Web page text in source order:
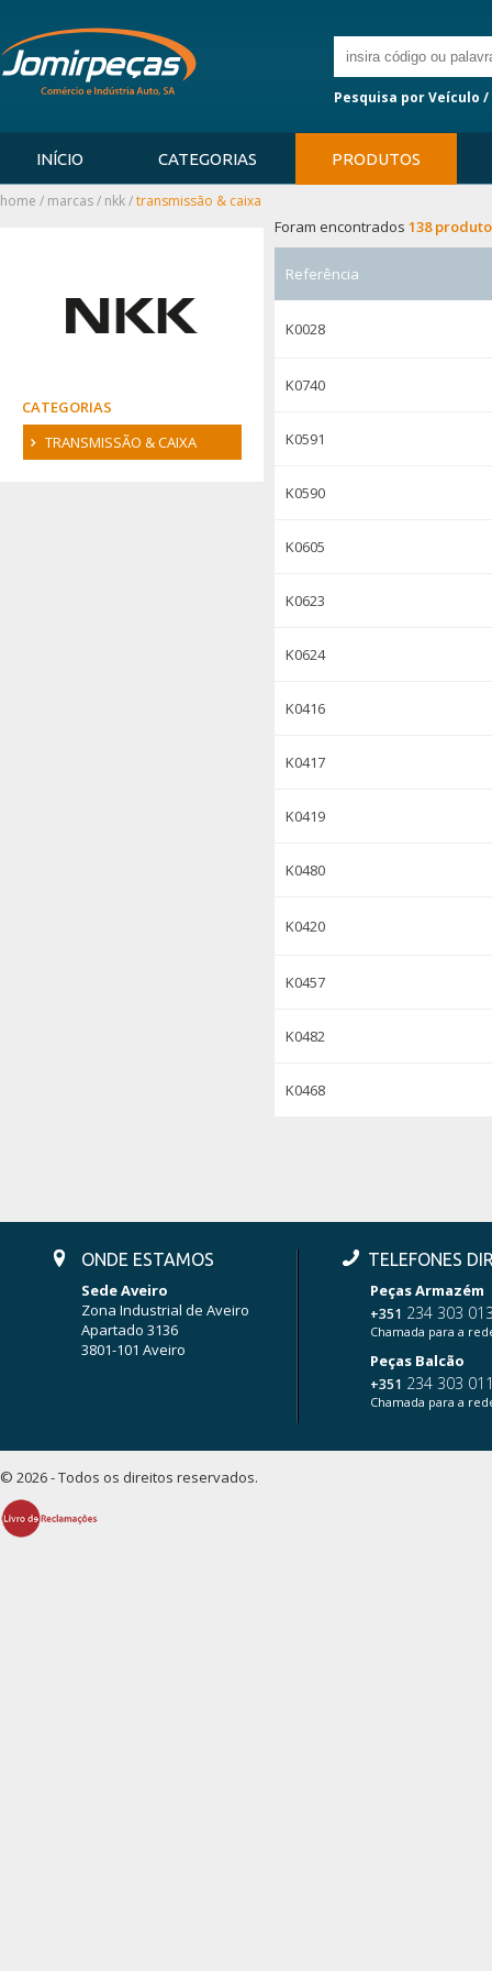
Pesquisa por Veículo
INÍCIO CATEGORIAS PRODUTOS
home / marcas/ nkk/transmissão & caixa
CATEGORIAS
TRANSMISSÃO & CAIXA
Foram encontrados 138
Referência
K0028
K0740
K0591
K0590
K0605
K0623
K0624
K0416
K0417
K0419
K0480
K0420
K0457
K0482
K0468
ONDE ESTAMOS
Sede Aveiro
Zona Industrial de Aveiro
Apartado 3136
3801-101 Aveiro
TELEFONES
Peças Armazém
+351 234 303
Chamada para a
Peças Balcão
+351 234 303
Chamada para a
© 2026 - Todos os direitos reservados.